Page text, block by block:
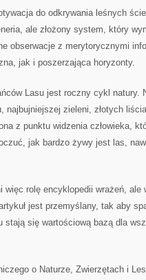
do odkrywania leśnych
ale złożony system, który
obserwacje z merytorycznymi
jak i poszerzająca horyzonty.
Lasu jest roczny cykl natury.
najbujniejszej zieleni, złotych
z punktu widzenia człowieka,
jak bardzo żywy jest las,
więc rolę encyklopedii wrażeń, ale
jest przemyślany, tak aby
stają się wartościową bazą dla
o Naturze, Zwierzętach i